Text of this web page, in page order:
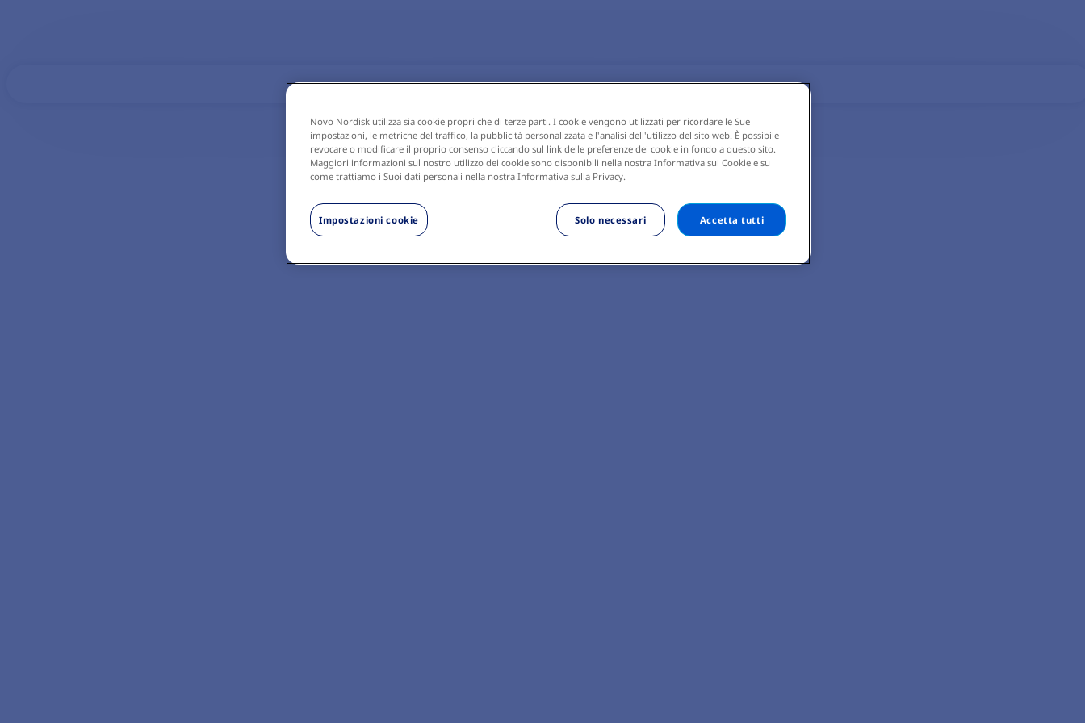
Novo Nordisk utilizza sia cookie propri che di terze parti. I cookie vengono utilizzati per ricordare le Sue
impostazioni, le metriche del traffico, la pubblicità personalizzata e l'analisi dell'utilizzo del sito web. È possibile
revocare o modificare il proprio consenso cliccando sul link delle preferenze dei cookie in fondo a questo sito.
Maggiori informazioni sul nostro utilizzo dei cookie sono disponibili nella nostra Informativa sui Cookie e su
come trattiamo i Suoi dati personali nella nostra Informativa sulla Privacy.
Impostazioni cookie Solo necessari Accetta tutti